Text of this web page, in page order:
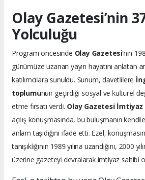
Olay Gazetesi’nin
Yolculuğu
Program öncesinde Olay Gazetesi’nin
günümüze uzanan yayın hayatını anlatan
katılımcılara sunuldu. Sunum, davetlilere
toplumunun geçirdiği sosyal ve kültürel
etme fırsatı verdi. Olay Gazetesi İmtiyaz
açılış konuşmasında, bu buluşmanın
anlam taşıdığını ifade etti. Ezel,
tanışıklığının 1989 yılına uzandığını, 2000
üzerine gazeteyi devralarak imtiyaz sahibi